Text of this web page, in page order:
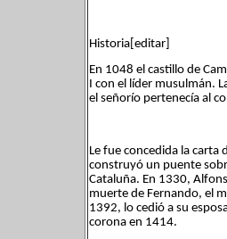
Historia[editar]
En 1048 el castillo de
I con el líder musulmán.
el señorío pertenecía al
Le fue concedida la
construyó un puente
Cataluña. En 1330,
muerte de Fernando, el
1392, lo cedió a su
corona en 1414.